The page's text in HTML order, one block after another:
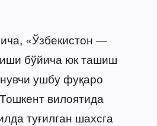
«Ўзбекистон —
бўйича юк ташиш
ушбу фуқаро
вилоятида
туғилган шахсга